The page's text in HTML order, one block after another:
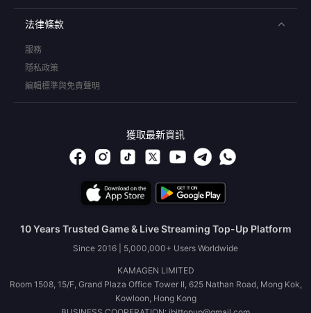
法律條款
服務
隱私政策
編輯標準與免責聲明
獲取最新資訊
10 Years Trusted Game & Live Streaming Top-Up Platform
Since 2016 | 5,000,000+ Users Worldwide
KAMAGEN LIMITED
Room 1508, 15/F, Grand Plaza Office Tower II, 625 Nathan Road, Mong Kok,
Kowloon, Hong Kong